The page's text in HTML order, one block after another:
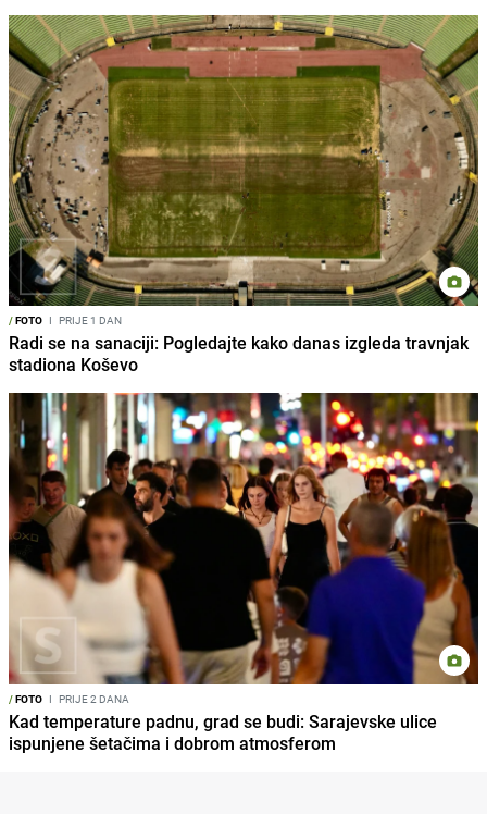
/FOTO I PRIJE 1 DAN
Radi se na sanaciji: Pogledajte kako danas izgleda travnjak
stadiona Koševo
/FOTO I PRIJE 2 DANA
Kad temperature padnu, grad se budi: Sarajevske ulice
ispunjene šetačima i dobrom atmosferom